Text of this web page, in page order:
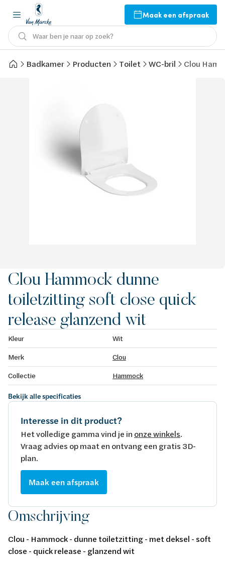
Maak een afspraak
Waar ben je naar op zoek?
Badkamer Producten Toilet WC-bril Clou
Clou Hammock dunne
toiletzitting soft close quick
release glanzend wit
Kleur
Wit
Merk
Clou
Collectie
Hammock
Bekijk alle specificaties
Interesse in dit product?
Het volledige gamma vind je in onze winkels.
Vraag advies op maat en ontvang een gratis 3D-
plan.
Maak een afspraak
Omschrijving
Clou - Hammock - dunne toiletzitting - met deksel - soft
close - quick release - glanzend wit